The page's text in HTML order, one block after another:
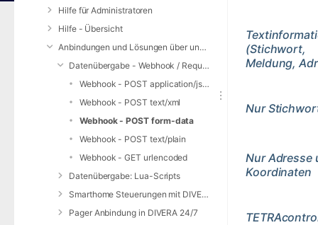
Hilfe für Administratoren
Hilfe - Übersicht
Anbindungen und Lösungen über unsere Web-Schnittstelle (REST-API)
Datenübergabe - Webhook / Request Service
Webhook - POST application/json
Webhook - POST text/xml
Webhook - POST form-data
Webhook - POST text/plain
Webhook - GET urlencoded
Datenübergabe: Lua-Scripts
Smarthome Steuerungen mit DIVERA 24/7
Pager Anbindung in DIVERA 24/7
(Stichwort,
Meldung,
Nur
Nur Adresse
Koordinaten